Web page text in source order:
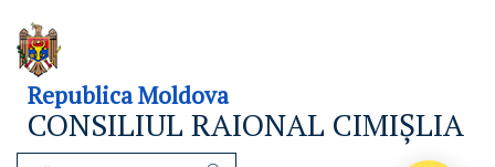
Consiliul
raional
Republica Moldova
CONSILIUL RAIONAL CIMIȘLIA